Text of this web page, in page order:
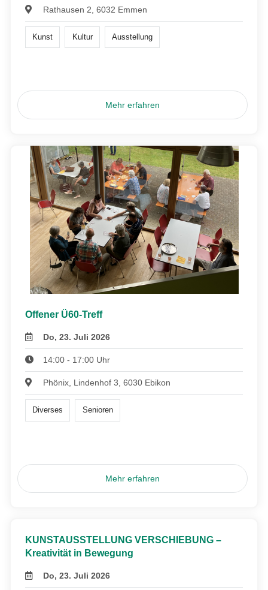
Rathausen 2, 6032 Emmen
Kunst Kultur Ausstellung
Mehr erfahren
Offener Ü60-Treff
Do, 23. Juli 2026
14:00 - 17:00 Uhr
Phönix, Lindenhof 3, 6030 Ebikon
Diverses Senioren
Mehr erfahren
KUNSTAUSSTELLUNG VERSCHIEBUNG –
Kreativität in Bewegung
Do, 23. Juli 2026